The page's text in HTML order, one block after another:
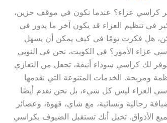
كراسي عزاء؟ عندما نكون في موقف حزين،
في تنظيم العزاء قد يكون آخر ما يدور في
لكن، هل فكرت يومًا في كيف يمكن أن يسهل
عزاء الأمور؟ في الكويت، نحن في النوبي
لك كراسي سوداء أنيقة، تجعل من التعازي
ومريحة. الخدمات المتنوعة التي نقدمها
العزاء ليس كل شيء، بل نحن نقدم أيضًا
رجالية ونسائية، مع شاي، قهوة، وعصائر
الأذواق. تخيل أنك تستقبل الضيوف بكراسي